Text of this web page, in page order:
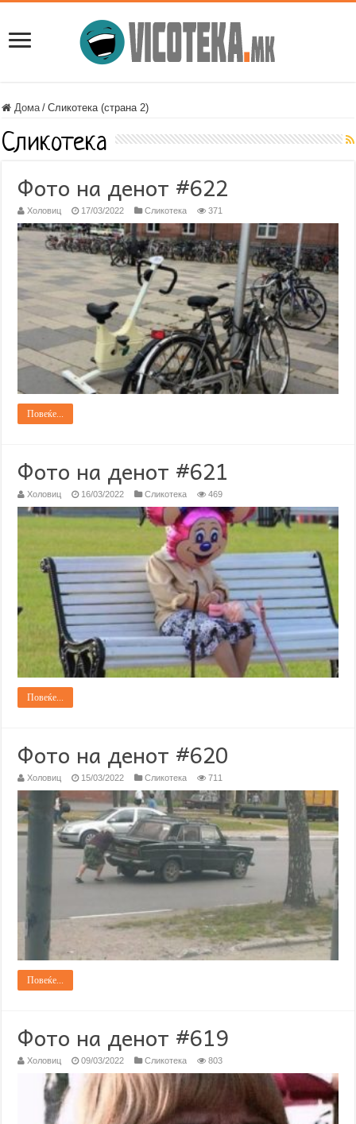
Дома / Сликотека (страна 2)
Сликотека
Фото на денот #622
Холовиц 17/03/2022 Сликотека 371
Повеќе...
Фото на денот #621
Холовиц 16/03/2022 Сликотека 469
Повеќе...
Фото на денот #620
Холовиц 15/03/2022 Сликотека 711
Повеќе...
Фото на денот #619
Холовиц 09/03/2022 Сликотека 803